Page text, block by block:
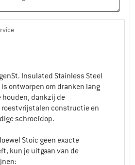
Commentaar geven
bij formaat dat de 500 ml
ml staat iets van 23 cm
Commentaar geven
Insulated Stainless Steel
ontworpen om dranken lang
houden, dankzij de
constructie en
schroefdop.
Stoic geen exacte
kun je uitgaan van de